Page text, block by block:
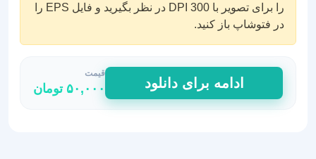
را برای تصویر با DPI 300 در نظر بگیرید و فایل EPS را
در فتوشاپ باز کنید.
استیکر
اندازه
گیری
ادامه برای دانلود
قیمت
۵۰,۰۰۰ تومان